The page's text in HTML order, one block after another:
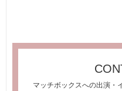
マッチボックスへの出演・